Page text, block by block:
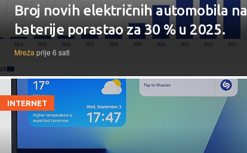
Broj novih električnih automobila na
baterije porastao za 30 % u 2025.
Mreža prije 6 sati
INTERNET